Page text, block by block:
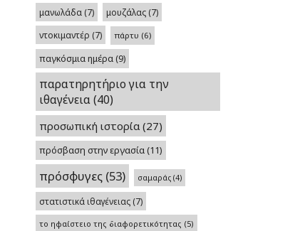
μανωλάδα (7) μουζάλας(7)
ντοκιμαντέρ (7) πάρτυ (6)
παγκόσμια ημέρα(9)
παρατηρητήριο για την
ιθαγένεια(40)
προσωπική ιστορία(27)
πρόσβαση στην εργασία(11)
πρόσφυγες(53) σαμαράς(4)
στατιστικά ιθαγένειας(7)
το ηφαίστειο της διαφορετικότητας (5)